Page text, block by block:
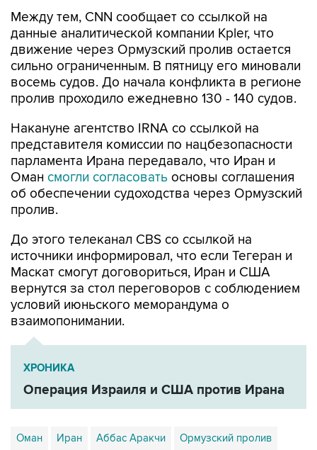
Между тем, CNN сообщает со ссылкой на
данные аналитической компании Kpler, что
движение через Ормузский пролив остается
сильно ограниченным. В пятницу его миновали
восемь судов. До начала конфликта в регионе
пролив проходило ежедневно 130 - 140 судов.
Накануне агентство IRNA со ссылкой на
представителя комиссии по нацбезопасности
парламента Ирана передавало, что Иран и
Оман смогли согласовать основы соглашения
об обеспечении судоходства через Ормузский
пролив.
До этого телеканал CBS со ссылкой на
источники информировал, что если Тегеран и
Маскат смогут договориться, Иран и США
вернутся за стол переговоров с соблюдением
условий июньского меморандума о
взаимопонимании.
ХРОНИКА
Операция Израиля и США против Ирана
Оман Иран Аббас Аракчи Ормузский пролив